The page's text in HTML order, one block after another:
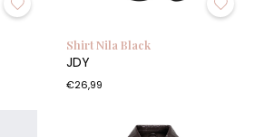
Shirt Nila Black
JDY
€26,99